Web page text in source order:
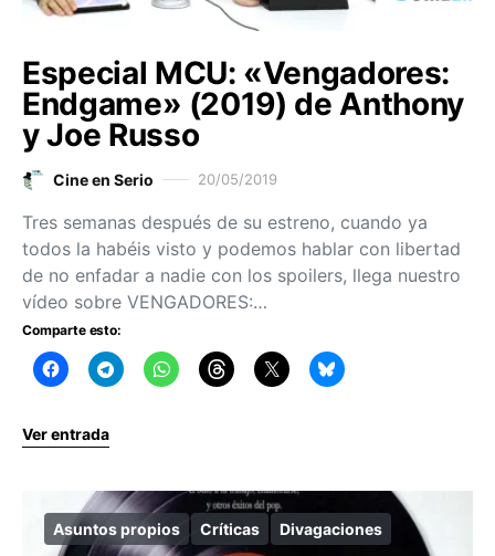
Especial MCU: «Vengadores:
Endgame» (2019) de Anthony
y Joe Russo
Cine en Serio 20/05/2019
Tres semanas después de su estreno, cuando ya
todos la habéis visto y podemos hablar con libertad
de no enfadar a nadie con los spoilers, llega nuestro
vídeo sobre VENGADORES:…
Comparte esto:
Ver entrada
Asuntos propios Críticas Divagaciones